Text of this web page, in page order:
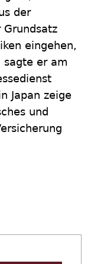
der
eingehen,
er am
Japan zeige
und